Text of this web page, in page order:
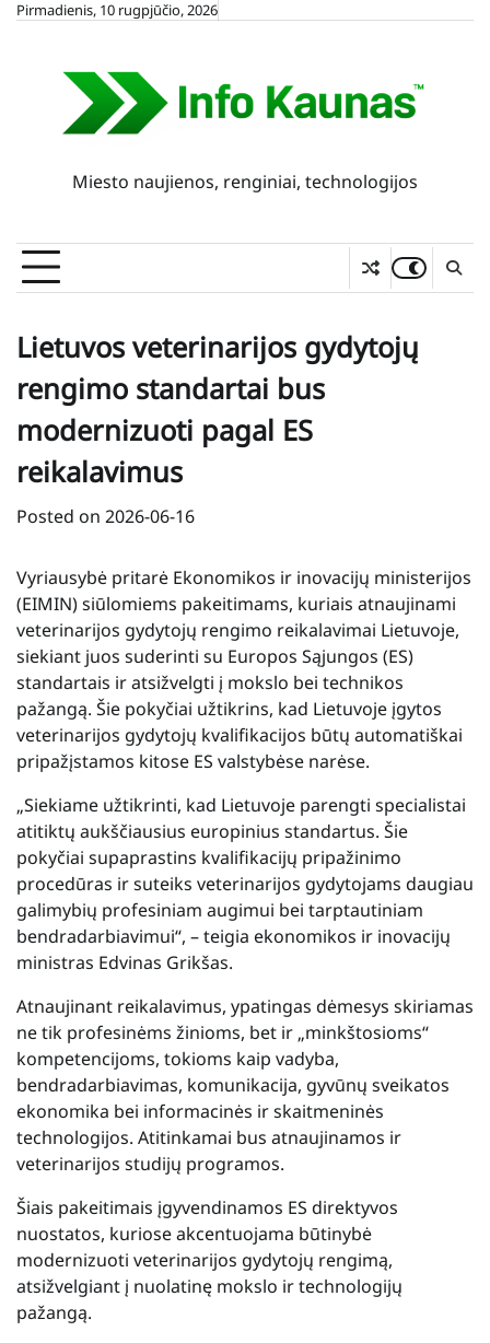
SkipPirmadienis, 10 rugpjūčio, 2026
Miesto naujienos, renginiai, technologijos
Lietuvos veterinarijos gydytojų
rengimo standartai bus
modernizuoti pagal ES
reikalavimus
Posted on 2026-06-16
Vyriausybė pritarė Ekonomikos ir inovacijų ministerijos
(EIMIN) siūlomiems pakeitimams, kuriais atnaujinami
veterinarijos gydytojų rengimo reikalavimai Lietuvoje,
siekiant juos suderinti su Europos Sąjungos (ES)
standartais ir atsižvelgti į mokslo bei technikos
pažangą. Šie pokyčiai užtikrins, kad Lietuvoje įgytos
veterinarijos gydytojų kvalifikacijos būtų automatiškai
pripažįstamos kitose ES valstybėse narėse.
„Siekiame užtikrinti, kad Lietuvoje parengti specialistai
atitiktų aukščiausius europinius standartus. Šie
pokyčiai supaprastins kvalifikacijų pripažinimo
procedūras ir suteiks veterinarijos gydytojams daugiau
galimybių profesiniam augimui bei tarptautiniam
bendradarbiavimui“, – teigia ekonomikos ir inovacijų
ministras Edvinas Grikšas.
Atnaujinant reikalavimus, ypatingas dėmesys skiriamas
ne tik profesinėms žinioms, bet ir „minkštosioms“
kompetencijoms, tokioms kaip vadyba,
bendradarbiavimas, komunikacija, gyvūnų sveikatos
ekonomika bei informacinės ir skaitmeninės
technologijos. Atitinkamai bus atnaujinamos ir
veterinarijos studijų programos.
Šiais pakeitimais įgyvendinamos ES direktyvos
nuostatos, kuriose akcentuojama būtinybė
modernizuoti veterinarijos gydytojų rengimą,
atsižvelgiant į nuolatinę mokslo ir technologijų
pažangą.